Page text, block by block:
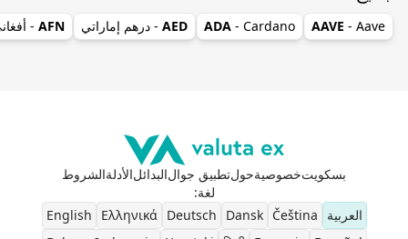
AAVE - Aave
ADA - Cardano
AED - درهم إماراتي AFN
-
بسكويتخصوصيةحولتطبيق جوالالبدائلالأدلةالشروط
لغة:
العربية
Čeština
Dansk
Deutsch
Ελληνικά
English